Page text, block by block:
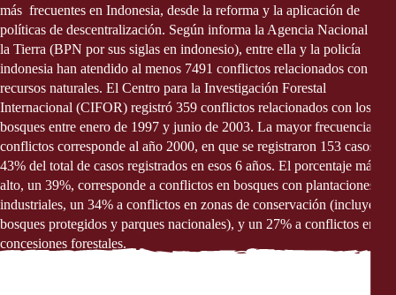
Declarations
Annual Reports
más frecuentes en Indonesia, desde la reforma y la aplicación de
políticas de descentralización. Según informa la Agencia Nacional para
la Tierra (BPN por sus siglas en indonesio), entre ella y la policía
indonesia han atendido al menos 7491 conflictos relacionados con los
recursos naturales. El Centro para la Investigación Forestal
Internacional (CIFOR) registró 359 conflictos relacionados con los
bosques entre enero de 1997 y junio de 2003. La mayor frecuencia de
conflictos corresponde al año 2000, en que se registraron 153 casos, el
43% del total de casos registrados en esos 6 años. El porcentaje más
alto, un 39%, corresponde a conflictos en bosques con plantaciones
industriales, un 34% a conflictos en zonas de conservación (incluyendo
bosques protegidos y parques nacionales), y un 27% a conflictos en
concesiones forestales.